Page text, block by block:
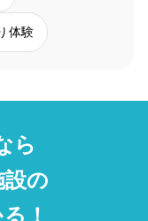
体験
ら
の
！